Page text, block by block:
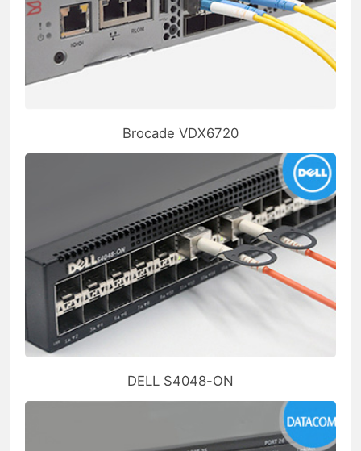
Brocade VDX6720
DELL S4048-ON